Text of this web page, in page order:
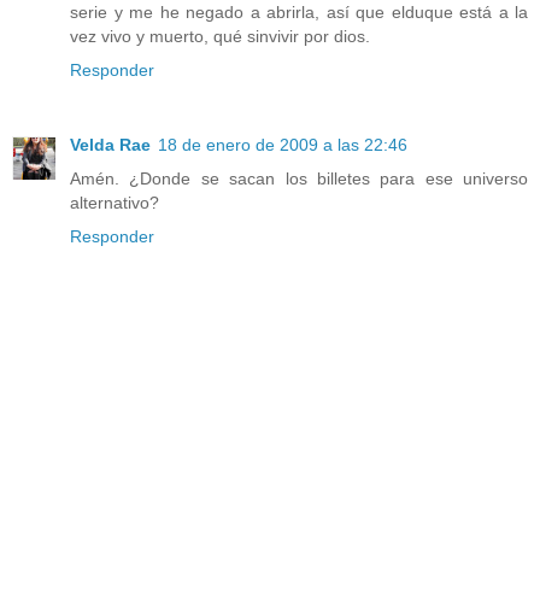
serie y me he negado a abrirla, así que elduque está a la
vez vivo y muerto, qué sinvivir por dios.
Responder
Velda Rae 18 de enero de 2009 a las 22:46
Amén. ¿Donde se sacan los billetes para ese universo
alternativo?
Responder